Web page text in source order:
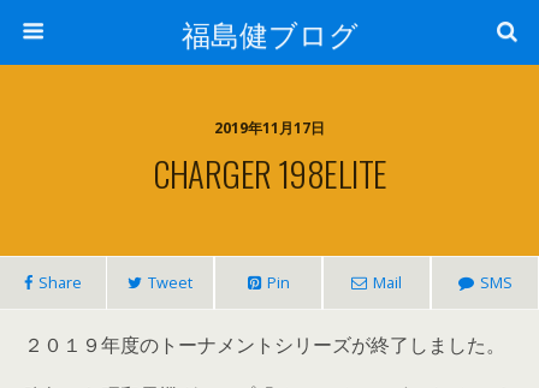
福島健ブログ
2019年11月17日
CHARGER 198ELITE
Share Tweet Pin Mail SMS
２０１９年度のトーナメントシリーズが終了しました。